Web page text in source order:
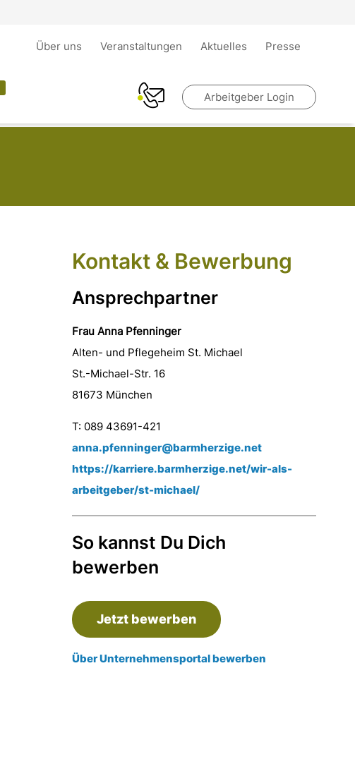
Über uns Veranstaltungen Aktuelles Presse
Arbeitgeber Login
Kontakt & Bewerbung
Ansprechpartner
Frau Anna Pfenninger
Alten- und Pflegeheim St. Michael
St.-Michael-Str. 16
81673 München
T: 089 43691-421
anna.pfenninger@barmherzige.net
https://karriere.barmherzige.net/wir-als-
arbeitgeber/st-michael/
So kannst Du Dich
bewerben
Jetzt bewerben
Über Unternehmensportal bewerben